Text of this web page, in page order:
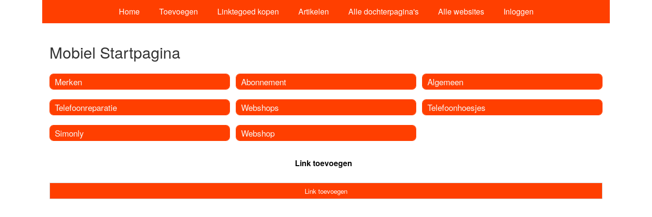
Home Toevoegen Linktegoed kopen Artikelen Alle dochterpagina's Alle websites Inloggen
Mobiel Startpagina
Merken
Telefoonreparatie
Simonly
Abonnement
Webshops
Webshop
Algemeen
Telefoonhoesjes
Link toevoegen
Link toevoegen